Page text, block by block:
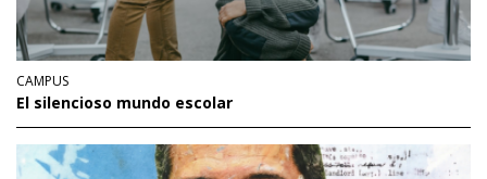
CAMPUS
El silencioso mundo escolar